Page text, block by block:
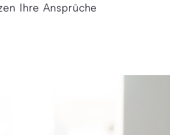
Ihre Ansprüche